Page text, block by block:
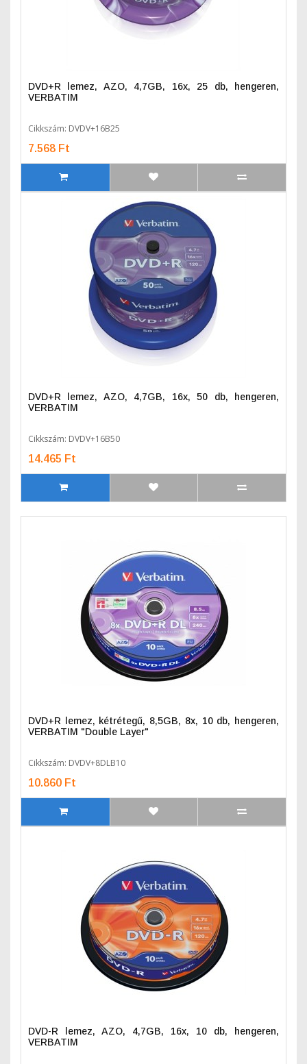
DVD+R lemez, AZO, 4,7GB, 16x, 25 db, hengeren,
VERBATIM
Cikkszám: DVDV+16B25
7.568 Ft
DVD+R lemez, AZO, 4,7GB, 16x, 50 db, hengeren,
VERBATIM
Cikkszám: DVDV+16B50
14.465 Ft
DVD+R lemez, kétrétegű, 8,5GB, 8x, 10 db, hengeren,
VERBATIM "Double Layer"
Cikkszám: DVDV+8DLB10
10.860 Ft
DVD-R lemez, AZO, 4,7GB, 16x, 10 db, hengeren,
VERBATIM